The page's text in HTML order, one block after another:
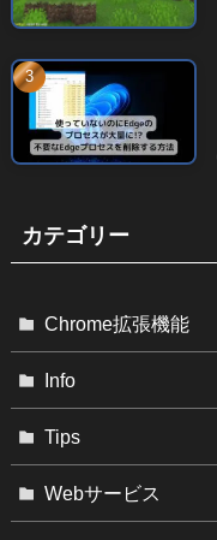
カテゴリー
Chrome拡張機能
Info
Tips
Webサービス